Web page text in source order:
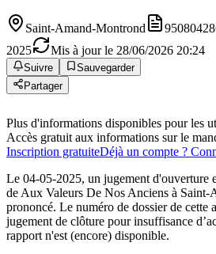
Saint-Amand-Montrond
2025
Mis à jour le 28/06/2026 20:24
Suivre
Sauvegarder
Partager
Plus d'informations disponibles pour les
Accès gratuit aux informations sur le
Inscription gratuiteDéjà un compte ?
Le 04-05-2025, un jugement d'ouverture
de Aux Valeurs De Nos Anciens à Saint-
prononcé. Le numéro de dossier de cette
jugement de clôture pour insuffisance
rapport n'est (encore) disponible.